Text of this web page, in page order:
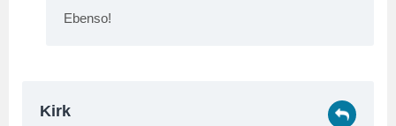
Ebenso!
Kirk